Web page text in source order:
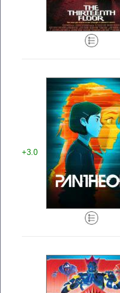
+3.0